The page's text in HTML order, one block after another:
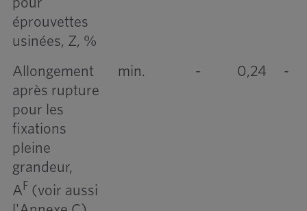
éprouvettes
usinées, Z, %
Allongement
après rupture
pour les
fixations
pleine
grandeur,
A F (voir aussi
min. - 0,24 -